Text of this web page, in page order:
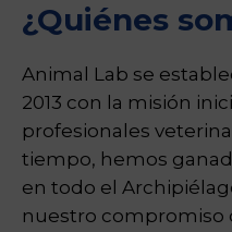
¿Quiénes
Animal Lab se
2013 con la misión
profesionales
tiempo, hemos
en todo el
nuestro compromiso